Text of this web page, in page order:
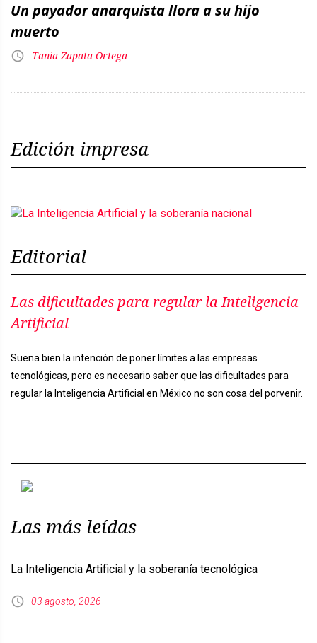
Un payador anarquista llora a su hijo
muerto
Tania Zapata Ortega
Edición impresa
Editorial
Las dificultades para regular la Inteligencia
Artificial
Suena bien la intención de poner límites a las empresas
tecnológicas, pero es necesario saber que las dificultades para
regular la Inteligencia Artificial en México no son cosa del porvenir.
Las más leídas
La Inteligencia Artificial y la soberanía tecnológica
03 agosto, 2026